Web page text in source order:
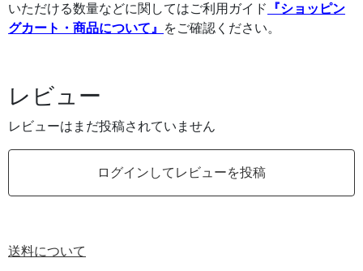
いただける数量などに関してはご利用ガイド
『ショッピン
グカート・商品について』
をご確認ください。
レビュー
レビューはまだ投稿されていません
ログインしてレビューを投稿
送料について